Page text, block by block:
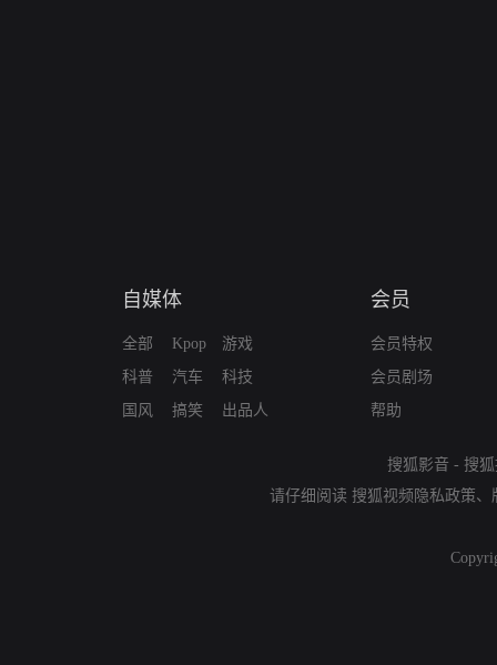
自媒体
全部
科普
国风
Kpop
汽车
搞笑
游戏
科技
出品人
会员
会员特权
会员剧场
帮助
搜狐影音 - 搜
请仔细阅读 搜狐视频隐私政策、